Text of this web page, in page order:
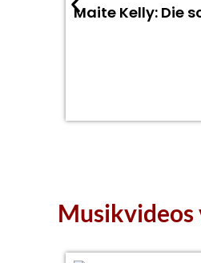
Maite Kelly: Die